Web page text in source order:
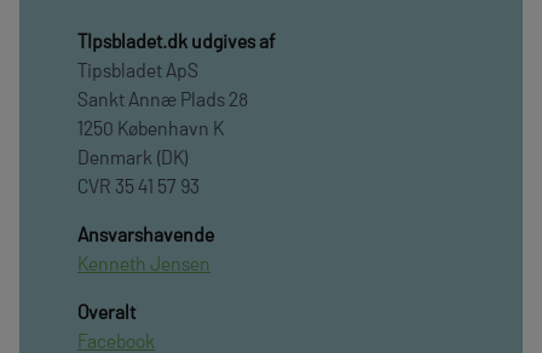
TIpsbladet.dk udgives af
Tipsbladet ApS
Sankt Annæ Plads 28
1250 København K
Denmark (DK)
CVR 35 41 57 93
Ansvarshavende
Kenneth Jensen
Overalt
Facebook